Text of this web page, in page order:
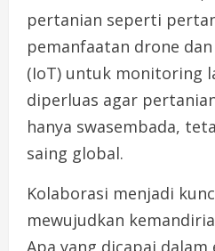
pertanian seperti
pemanfaatan drone
(IoT) untuk monitoring
diperluas agar
hanya swasembada,
saing global.
Kolaborasi menjadi
mewujudkan
Apa yang dicapai dalam